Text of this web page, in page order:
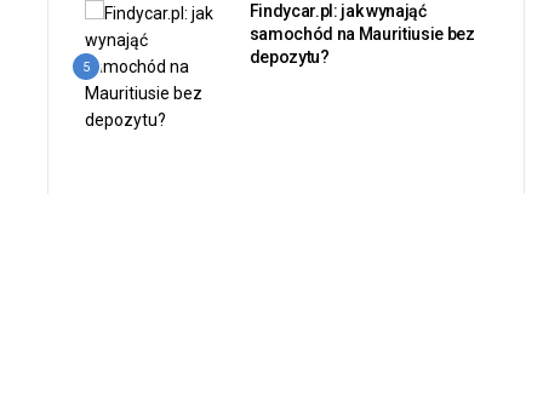
5
Findycar.pl: jak wynająć
samochód na Mauritiusie bez
depozytu?